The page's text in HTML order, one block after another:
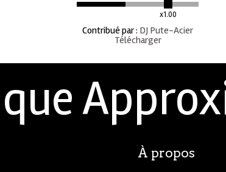
x1.00
Contribué par: DJ Pute-Acier
Télécharger
À propos